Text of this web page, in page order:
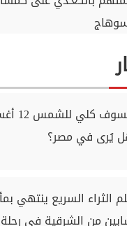
يُرى في مصر؟
الثراء السريع ينتهي
من الشرقية في